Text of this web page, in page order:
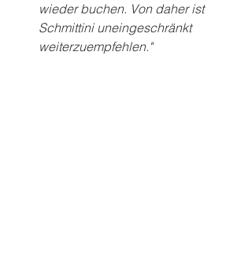
wieder buchen. Von daher ist
Schmittini uneingeschränkt
weiterzuempfehlen."